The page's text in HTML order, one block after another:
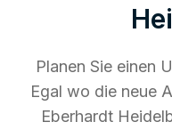
Planen Sie einen
Egal wo die neue
Eberhardt